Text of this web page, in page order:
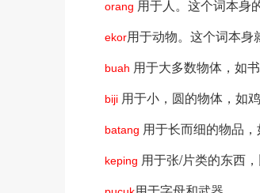
orang 用于人。这个词本身
ekor用于动物。这个词本身
buah 用于大多数物体，如
biji 用于小，圆的物体，如
batang 用于长而细的物品，
keping 用于张/片类的东西